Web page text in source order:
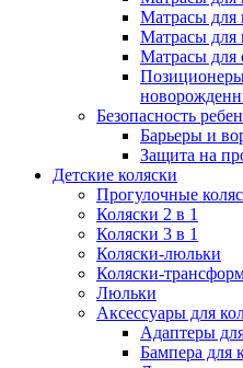
Матрасы для
Матрасы для
Матрасы для
Безопасность
Барьеры и
Защита на
Детские коляски
Прогулочные
Коляски 2 в 1
Коляски 3 в 1
Коляски-люльки
Коляски-
Люльки
Аксессуары для
Адаптеры
Бампера для